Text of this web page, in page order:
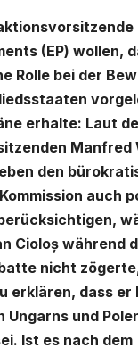
(EP) wollen,
Rolle bei der
erhalte: Laut
Manfred
den
auch
Cioloș während
nicht
erklären, dass er
Ungarns und
Ist es nach dem